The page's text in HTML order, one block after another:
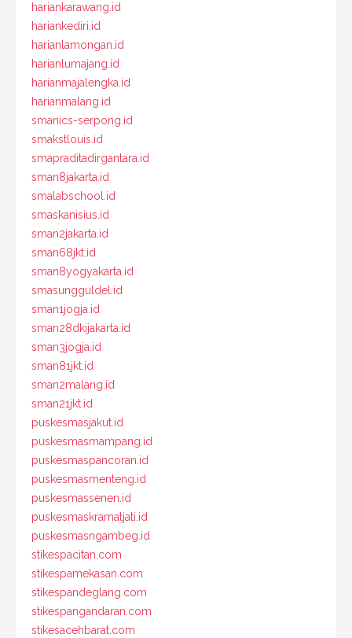
hariankarawang.id
hariankediri.id
harianlamongan.id
harianlumajang.id
harianmajalengka.id
harianmalang.id
smanics-serpong.id
smakstlouis.id
smapraditadirgantara.id
sman8jakarta.id
smalabschool.id
smaskanisius.id
sman2jakarta.id
sman68jkt.id
sman8yogyakarta.id
smasungguldel.id
sman1jogja.id
sman28dkijakarta.id
sman3jogja.id
sman81jkt.id
sman2malang.id
sman21jkt.id
puskesmasjakut.id
puskesmasmampang.id
puskesmaspancoran.id
puskesmasmenteng.id
puskesmassenen.id
puskesmaskramatjati.id
puskesmasngambeg.id
stikespacitan.com
stikespamekasan.com
stikespandeglang.com
stikespangandaran.com
stikesacehbarat.com